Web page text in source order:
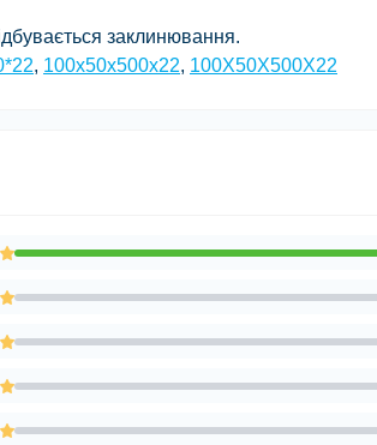
заклинювання.
, 100х50х500х22, 100Х50Х500Х22